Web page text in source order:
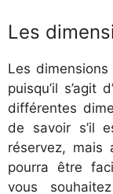
Les
Les dimensions
puisqu’il s’agit
différentes
de savoir s’il
réservez,
pourra être
vous